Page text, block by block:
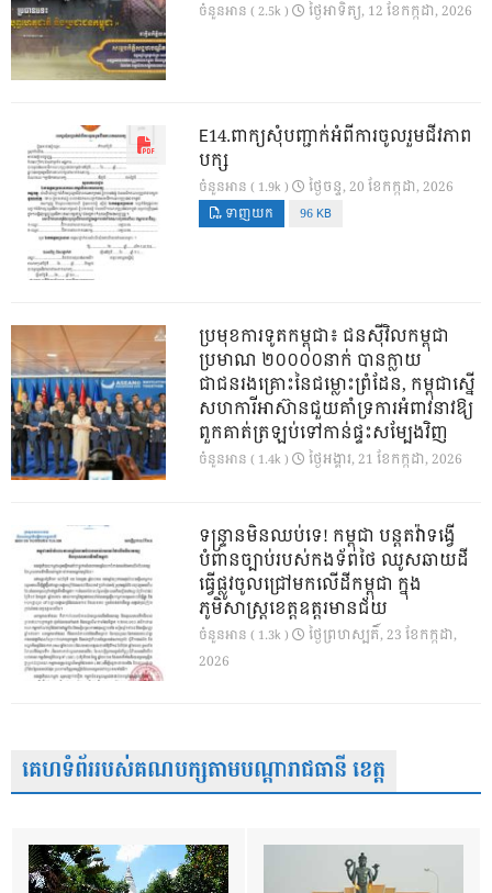
ចំនួនអាន ( 2.5k ) ថ្ងៃ​អាទិត្យ, 12 ខែ​កក្កដា, 2026
E14.ពាក្យសុំបញ្ជាក់អំពីការចូលរួមជីវភាព
បក្ស
ចំនួនអាន ( 1.9k ) ថ្ងៃ​ចន្ទ, 20 ខែ​កក្កដា, 2026
ទាញយក 96 KB
ប្រមុខការទូតកម្ពុជា៖ ជនស៊ីវិលកម្ពុជា
ប្រមាណ ២០០០០នាក់ បានក្លាយ
ជាជនរងគ្រោះនៃជម្លោះព្រំដែន, កម្ពុជាស្នើ
សហការីអាស៊ានជួយគាំទ្រការអំពាវនាវឱ្យ
ពួកគាត់ត្រឡប់ទៅកាន់ផ្ទះសម្បែងវិញ
ចំនួនអាន ( 1.4k ) ថ្ងៃ​អង្គារ, 21 ខែ​កក្កដា, 2026
ទន្ទ្រានមិនឈប់ទេ! កម្ពុជា បន្តតវ៉ាទង្វើ
បំពានច្បាប់របស់កងទ័ពថៃ ឈូសឆាយដី
ធ្វើផ្លូវចូលជ្រៅមកលើដីកម្ពុជា ក្នុង
ភូមិសាស្ត្រខេត្តឧត្តរមានជ័យ
ចំនួនអាន ( 1.3k )
ថ្ងៃ​ព្រហស្បតិ៍, 23 ខែ​កក្កដា,
2026
គេហទំព័ររបស់គណបក្សតាមបណ្តារាជធានី ខេត្ត